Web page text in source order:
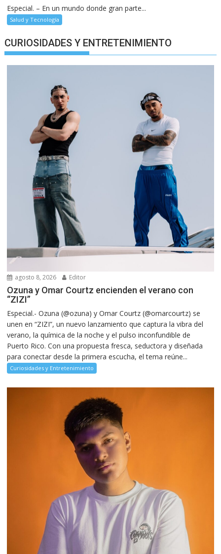
Especial. – En un mundo donde gran parte...
Salud y Tecnología
CURIOSIDADES Y ENTRETENIMIENTO
agosto 8, 2026 Editor
Ozuna y Omar Courtz encienden el verano con
“ZIZI”
Especial.- Ozuna (@ozuna) y Omar Courtz (@omarcourtz) se
unen en “ZIZI”, un nuevo lanzamiento que captura la vibra del
verano, la química de la noche y el pulso inconfundible de
Puerto Rico. Con una propuesta fresca, seductora y diseñada
para conectar desde la primera escucha, el tema reúne...
Curiosidades y Entretenimiento